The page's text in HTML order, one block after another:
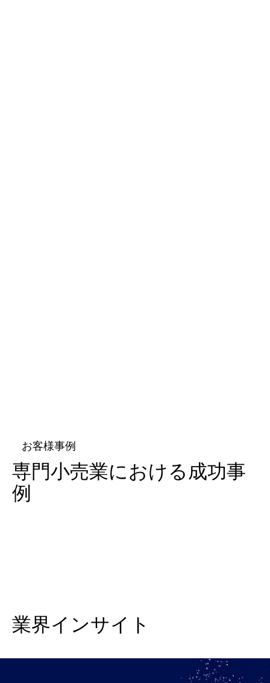
お客様事例
専門小売業における成功事
例
業界インサイト